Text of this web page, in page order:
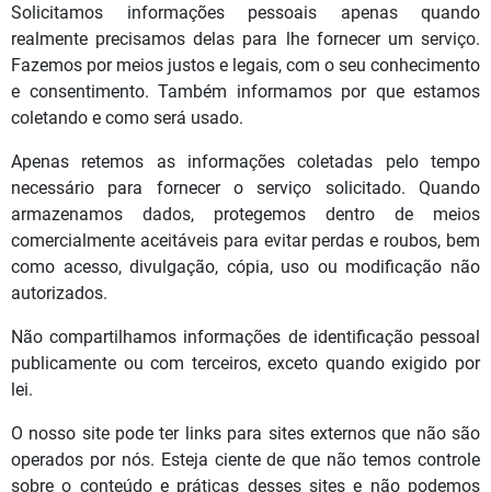
Solicitamos informações pessoais apenas quando
realmente precisamos delas para lhe fornecer um serviço.
Fazemos por meios justos e legais, com o seu conhecimento
e consentimento. Também informamos por que estamos
coletando e como será usado.
Apenas retemos as informações coletadas pelo tempo
necessário para fornecer o serviço solicitado. Quando
armazenamos dados, protegemos dentro de meios
comercialmente aceitáveis ​​para evitar perdas e roubos, bem
como acesso, divulgação, cópia, uso ou modificação não
autorizados.
Não compartilhamos informações de identificação pessoal
publicamente ou com terceiros, exceto quando exigido por
lei.
O nosso site pode ter links para sites externos que não são
operados por nós. Esteja ciente de que não temos controle
sobre o conteúdo e práticas desses sites e não podemos